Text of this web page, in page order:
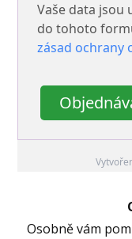
Vaše data jsou
do tohoto
zásad ochrany
Osobně vám